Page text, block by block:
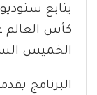
يتابع
كأس العالم
الخميس الساعة
البرنامج